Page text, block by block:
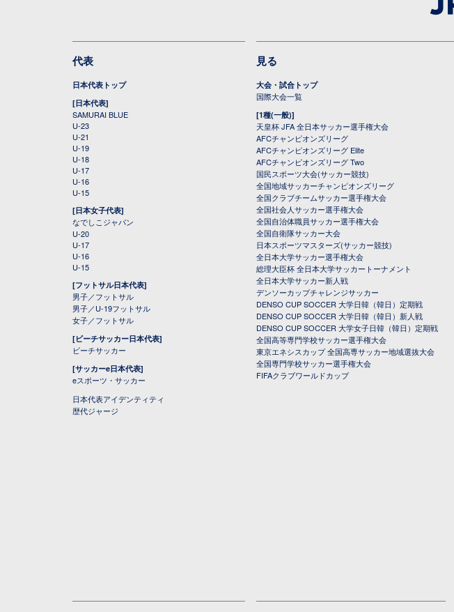
代表
日本代表トップ
[日本代表]
SAMURAI BLUE
U-23
U-21
U-19
U-18
U-17
U-16
U-15
[日本女子代表]
なでしこジャパン
U-20
U-17
U-16
U-15
[フットサル日本代表]
男子／フットサル
男子／U-19フットサル
女子／フットサル
[ビーチサッカー日本代表]
ビーチサッカー
[サッカーe日本代表]
eスポーツ・サッカー
日本代表アイデンティティ
歴代ジャージ
見る
大会・試合トップ
国際大会一覧
[1種(一般)]
天皇杯 JFA 全日本サッカー選手権大会
AFCチャンピオンズリーグ
AFCチャンピオンズリーグ Elite
AFCチャンピオンズリーグ Two
国民スポーツ大会(サッカー競技)
全国地域サッカーチャンピオンズリーグ
全国クラブチームサッカー選手権大会
全国社会人サッカー選手権大会
全国自治体職員サッカー選手権大会
全国自衛隊サッカー大会
日本スポーツマスターズ(サッカー競技)
全日本大学サッカー選手権大会
総理大臣杯 全日本大学サッカートーナメント
全日本大学サッカー新人戦
デンソーカップチャレンジサッカー
DENSO CUP SOCCER 大学日韓（韓日）定期戦
DENSO CUP SOCCER 大学日韓（韓日）新人戦
DENSO CUP SOCCER 大学女子日韓（韓日）定期戦
全国高等専門学校サッカー選手権大会
東京エネシスカップ 全国高専サッカー地域選抜大会
全国専門学校サッカー選手権大会
FIFAクラブワールドカップ